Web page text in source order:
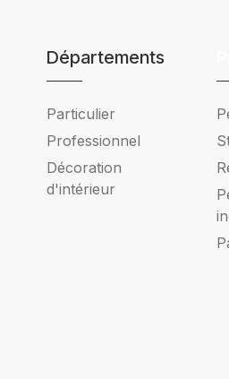
Départements
Particulier
Professionnel
Décoration
d'intérieur